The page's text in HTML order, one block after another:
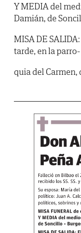
Y MEDIA del
Damián, de
MISA DE
tarde, en la parro-
quia del